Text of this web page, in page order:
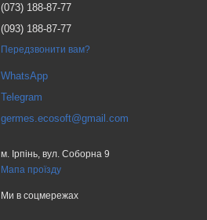
(073) 188-87-77
(093) 188-87-77
Передзвонити вам?
WhatsApp
Telegram
germes.ecosoft@gmail.com
м. Ірпінь, вул. Соборна 9
Мапа проїзду
Ми в соцмережах